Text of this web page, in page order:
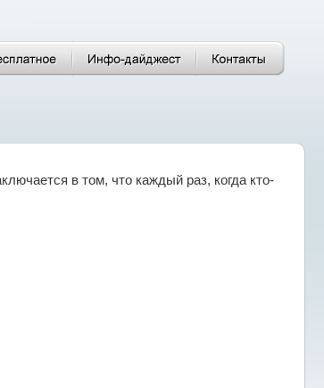
в том, что каждый раз, когда кто-